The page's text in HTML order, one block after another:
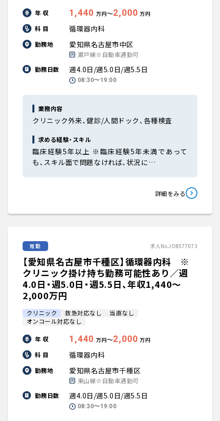
年 収 1,440 万円〜2,000 万円
科 目 循環器内科
勤務地 愛知県名古屋市中区
瀬戸線※自動車通勤可
勤務日数
週4.0日/週5.0日/週5.5日
08:30〜19:00
業務内容
クリニック外来、健診/人間ドック、各種検査
求める経験・スキル
臨床経験5年以上 ※臨床経験5年未満であって
も、スキル面で問題なければ、状況に…
詳細をみる
常勤 求人No.JOB577073
【愛知県名古屋市千種区】循環器内科 ※
クリニック掛け持ち勤務可能性あり／週
4.0日・週5.0日・週5.5日、年収1,440〜
2,000万円
クリニック 救急対応なし
当直なし
オンコール対応なし
年 収 1,440 万円〜2,000 万円
科 目 循環器内科
勤務地 愛知県名古屋市千種区
東山線※自動車通勤可
勤務日数
週4.0日/週5.0日/週5.5日
08:30〜19:00